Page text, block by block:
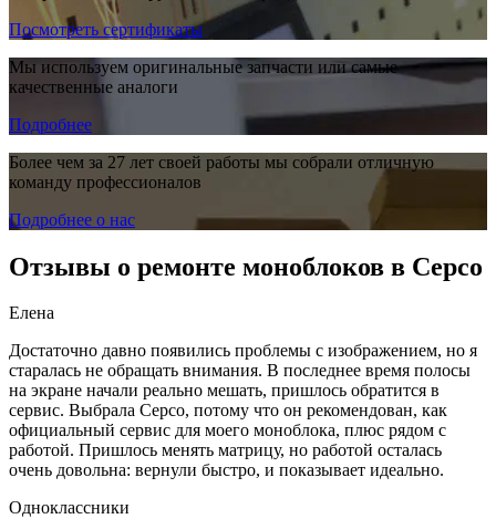
Посмотреть сертификаты
Мы используем оригинальные запчасти или самые
качественные аналоги
Подробнее
Более чем за 27 лет своей работы мы собрали отличную
команду профессионалов
Подробнее о нас
Отзывы о ремонте моноблоков в Серсо
Елена
Достаточно давно появились проблемы с изображением, но я
старалась не обращать внимания. В последнее время полосы
на экране начали реально мешать, пришлось обратится в
сервис. Выбрала Серсо, потому что он рекомендован, как
официальный сервис для моего моноблока, плюс рядом с
работой. Пришлось менять матрицу, но работой осталась
очень довольна: вернули быстро, и показывает идеально.
Одноклассники